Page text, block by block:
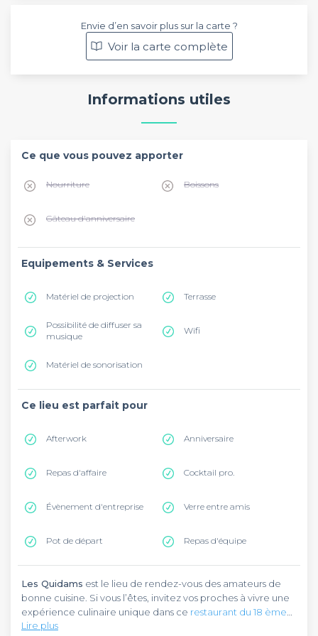
Envie d’en savoir plus sur la carte ?
Voir la carte complète
Informations utiles
Ce que vous pouvez apporter
Nourriture Boissons
Gâteau d'anniversaire
Equipements & Services
Matériel de projection Terrasse
Possibilité de diffuser sa
musique
Wifi
Matériel de sonorisation
Ce lieu est parfait pour
Afterwork Anniversaire
Repas d'affaire Cocktail pro.
Évènement d'entreprise Verre entre amis
Pot de départ Repas d'équipe
Les Quidams est le lieu de rendez-vous des amateurs de
bonne cuisine. Si vous l’êtes, invitez vos proches à vivre une
expérience culinaire unique dans ce restaurant du 18 ème
arrondissement parisien
Lire plus